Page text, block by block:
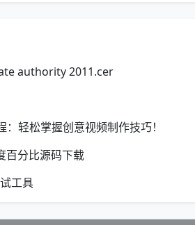
authority 2011.cer
轻松掌握创意视频制作技巧！
百分比源码下载
工具